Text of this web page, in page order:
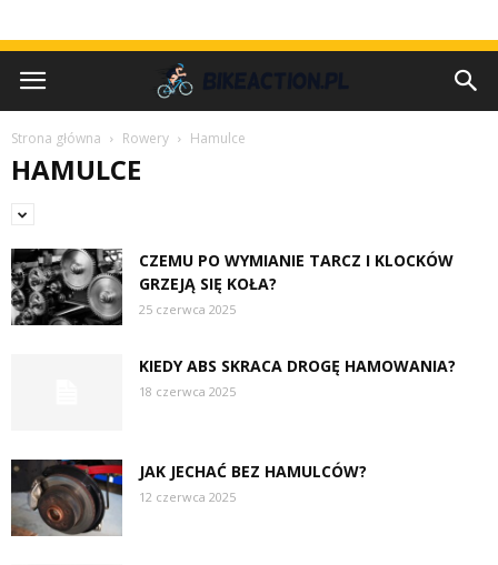
Strona główna Rowery Hamulce
HAMULCE
CZEMU PO WYMIANIE TARCZ I KLOCKÓW
GRZEJĄ SIĘ KOŁA?
25 czerwca 2025
KIEDY ABS SKRACA DROGĘ HAMOWANIA?
18 czerwca 2025
JAK JECHAĆ BEZ HAMULCÓW?
12 czerwca 2025